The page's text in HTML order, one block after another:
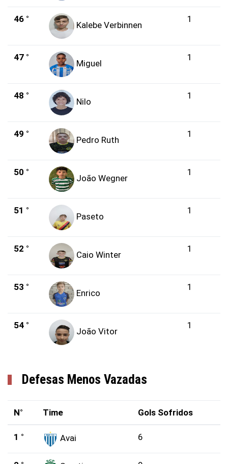
46 °
Kalebe Verbinnen
1
47 °
Miguel
1
48 °
Nilo
1
49 °
Pedro Ruth
1
50 °
João Wegner
1
51 °
Paseto
1
52 °
Caio Winter
1
53 °
Enrico
1
54 °
João Vitor
1
Defesas Menos Vazadas
N° Time Gols Sofridos
1 ° Avai 6